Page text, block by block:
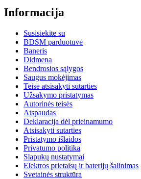
Informacija
Susisiekite su
BDSM parduotuvė
Baneris
Didmena
Bendrosios sąlygos
Saugus mokėjimas
Teisė atsisakyti sutarties
Užsakymo pristatymas
Autorinės teisės
Atspaudas
Deklaracija dėl prieinamumo
Atsisakyti sutarties
Pristatymo išlaidos
Privatumo politika
Slapukų nustatymai
Elektros prietaisų ir baterijų šalinimas
Svetainės struktūra